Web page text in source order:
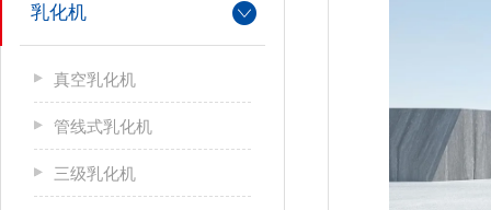
乳化机
真空乳化机
管线式乳化机
三级乳化机